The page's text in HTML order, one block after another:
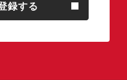
録する